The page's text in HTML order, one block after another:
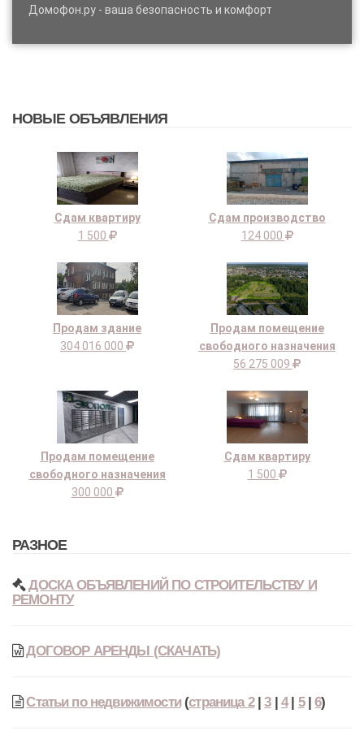
Домофон.ру - ваша безопасность и комфорт
НОВЫЕ ОБЪЯВЛЕНИЯ
Сдам квартиру
1 500
Сдам производство
124 000
Продам здание
304 016 000
Продам помещение
свободного назначения
56 275 009
Продам помещение
свободного назначения
300 000
Сдам квартиру
1 500
РАЗНОЕ
ДОСКА ОБЪЯВЛЕНИЙ ПО СТРОИТЕЛЬСТВУ И
РЕМОНТУ
ДОГОВОР АРЕНДЫ (СКАЧАТЬ)
Статьи по недвижимости(страница 2|3| 4| 5|6)